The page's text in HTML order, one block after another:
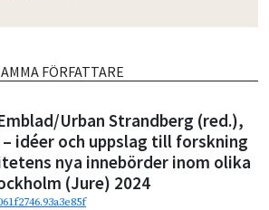
FÖRFATTARE
Urban Strandberg (red.),
idéer och uppslag till forskning
nya innebörder inom olika
(Jure) 2024